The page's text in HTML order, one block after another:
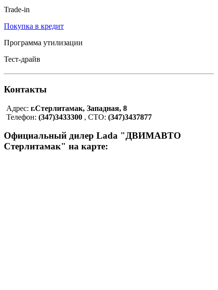
Trade-in
Покупка в кредит
Программа утилизации
Тест-драйв
Контакты
Адрес: г.Стерлитамак, Западная, 8
Телефон: (347)3433300 , СТО: (347)3437877
Официальный дилер Lada "ДВИМАВТО
Стерлитамак" на карте: